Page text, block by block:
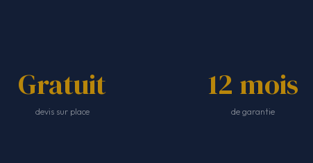
Gratuit
devis sur place
12 mois
de garantie